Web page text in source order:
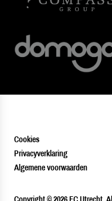
Cookies
Privacyverklaring
Algemene voorwaarden